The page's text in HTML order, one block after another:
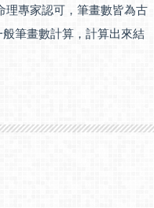
理專家認可，筆畫數皆為古
筆畫數計算，計算出來結